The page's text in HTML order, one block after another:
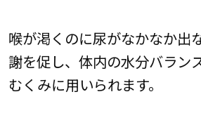
喉が渇くのに尿がなかなか出
謝を促し、体内の水分バラン
むくみに用いられます。